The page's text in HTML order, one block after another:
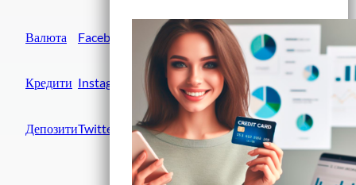
Валюта
Кредити
Депозити
Facebook
Instagram
Twitter
Фінанси IN UA